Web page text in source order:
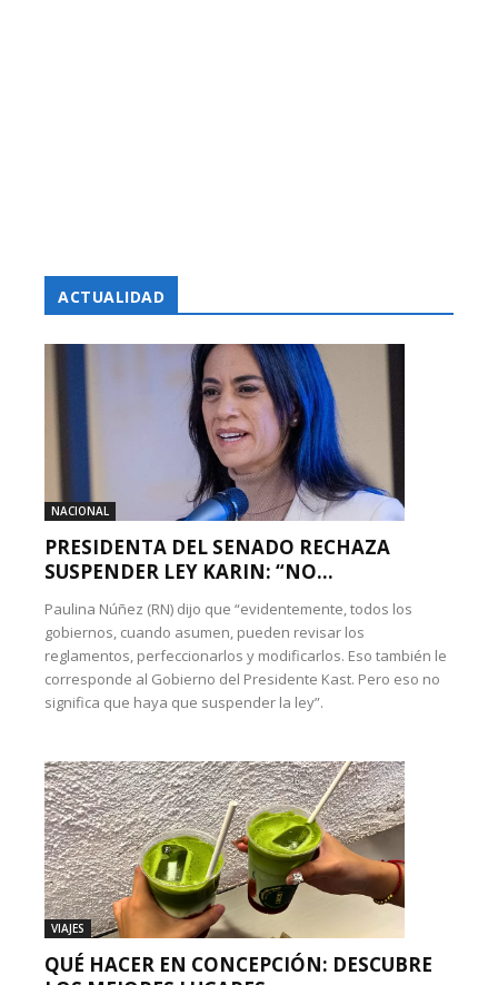
ACTUALIDAD
NACIONAL
PRESIDENTA DEL SENADO RECHAZA
SUSPENDER LEY KARIN: “NO...
Paulina Núñez (RN) dijo que “evidentemente, todos los
gobiernos, cuando asumen, pueden revisar los
reglamentos, perfeccionarlos y modificarlos. Eso también le
corresponde al Gobierno del Presidente Kast. Pero eso no
significa que haya que suspender la ley”.
VIAJES
QUÉ HACER EN CONCEPCIÓN: DESCUBRE